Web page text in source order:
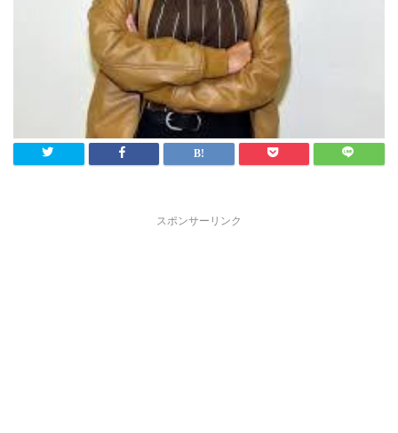
スポンサーリンク